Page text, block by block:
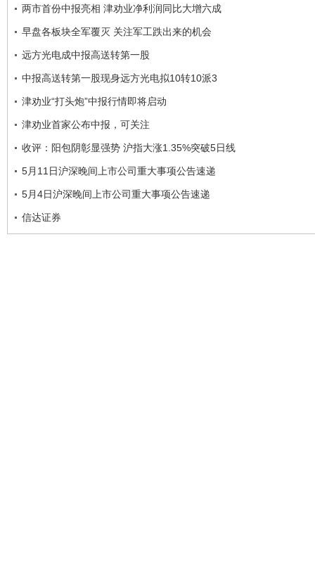
两市首份中报亮相 津劝业净利润同比大增六成
早盘各板块全军覆灭 关注军工跌出来的机会
远方光电成中报高送转第一股
中报高送转第一股现身远方光电拟10转10派3
津劝业“打头炮”中报行情即将启动
津劝业首家公布中报，可关注
收评：阳包阴彰显强势 沪指大涨1.35%突破5日线
5月11日沪深晚间上市公司重大事项公告速递
5月4日沪深晚间上市公司重大事项公告速递
信达证券